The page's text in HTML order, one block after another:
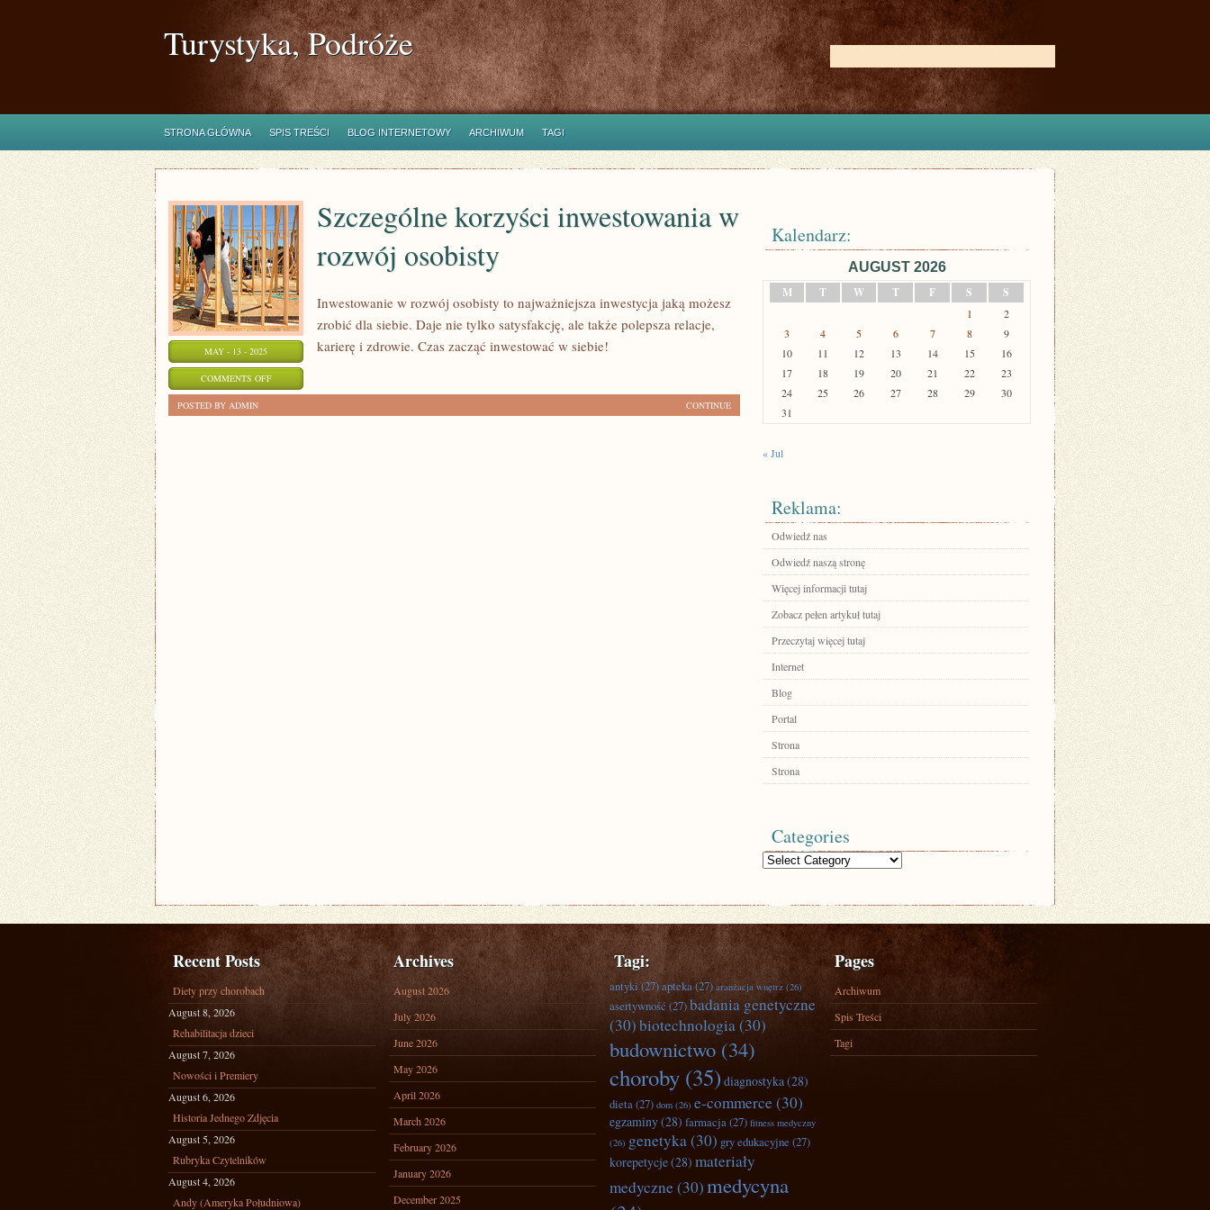
Turystyka, Podróże
STRONA GŁÓWNA SPIS TREŚCI BLOG INTERNETOWY ARCHIWUM TAGI
MAY - 13 - 2025
COMMENTS OFFON
Szczególne korzyści inwestowania w
rozwój osobisty
Inwestowanie w rozwój osobisty to najważniejsza inwestycja jaką możesz
zrobić dla siebie. Daje nie tylko satysfakcję, ale także polepsza relacje,
karierę i zdrowie. Czas zacząć inwestować w siebie!
CONTINUE
POSTED BY ADMIN
Kalendarz:
AUGUST 2026
M
T W T F S S
1
2
3
4 5 6 7 8
9
10
11 12 13 14 15
16
17
18 19 20 21 22
23
24
25 26 27 28 29
30
31
« Jul
Reklama:
Odwiedź nas
Odwiedź naszą stronę
Więcej informacji tutaj
Zobacz pełen artykuł tutaj
Przeczytaj więcej tutaj
Internet
Blog
Portal
Strona
Strona
Categories
Categories
Recent Posts
Diety przy chorobach
August 8, 2026
Rehabilitacja dzieci
August 7, 2026
Nowości i Premiery
August 6, 2026
Historia Jednego Zdjęcia
August 5, 2026
Rubryka Czytelników
August 4, 2026
Andy (Ameryka Południowa)
Archives
August 2026
July 2026
June 2026
May 2026
April 2026
March 2026
February 2026
January 2026
December 2025
Tagi:
antyki(27)apteka(27) aranżacja wnętrz (26)
asertywność (27)badania genetyczne
(30)biotechnologia(30)
budownictwo (34)
choroby (35) diagnostyka(28)
dieta(27) dom (26) e-commerce (30)
egzaminy(28) farmacja(27) fitness medyczny
(26) genetyka(30) gry edukacyjne (27)
korepetycje(28) materiały
medyczne (30)medycyna
Pages
Archiwum
Spis Treści
Tagi